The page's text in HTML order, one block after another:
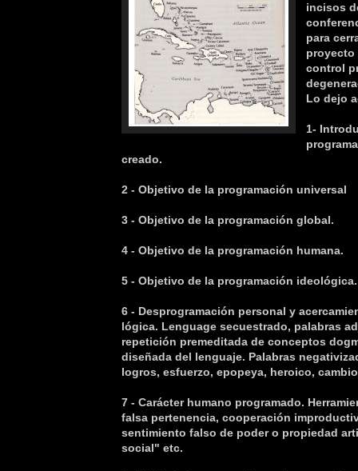
incisos
para
proyecto
control
Lo dejo
1-
creado.
2 - Objetivo de la programación universal
3 - Objetivo de la programación global.
4 - Objetivo de la programación humana.
5 - Objetivo de la programación ideológica.
6 - Desprogramación personal y
lógica. Lenguage secuestrado, palabras
repetición premeditada de conceptos
diseñada del lenguaje. Palabras
logros, esfuerzo, epopeya, heroico,
7 - Carácter humano programado.
falsa pertenencia, cooperación
sentimiento falso de poder o propiedad
social" etc.